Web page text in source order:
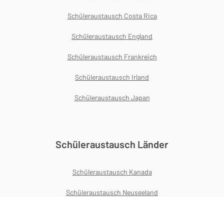
Schüleraustausch Costa Rica
Schüleraustausch England
Schüleraustausch Frankreich
Schüleraustausch Irland
Schüleraustausch Japan
Schüleraustausch Länder
Schüleraustausch Kanada
Schüleraustausch Neuseeland